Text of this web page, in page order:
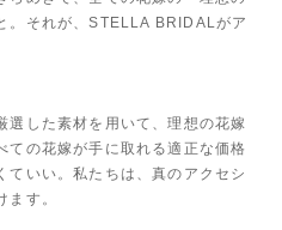
。それが、STELLA BRIDALがア
選した素材を用いて、理想の花嫁
ての花嫁が手に取れる適正な価格
ていい。私たちは、真のアクセシ
す。